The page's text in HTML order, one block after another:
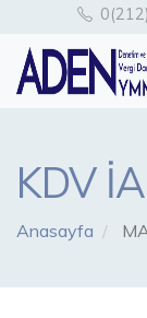
KDV
Anasayfa